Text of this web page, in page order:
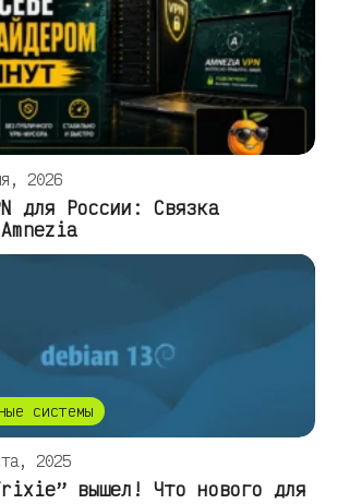
2026
для России: Связка
системы
2025
вышел! Что нового для